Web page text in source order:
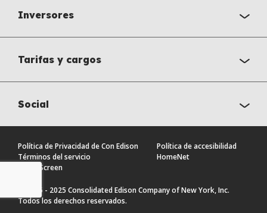
Inversores
Tarifas y cargos
Social
Política de Privacidad de Con Edison
Política de accesibilidad
Términos del servicio
HomeNet
Share Screen
© 2016 - 2025 Consolidated Edison Company of New York, Inc.
Todos los derechos reservados.